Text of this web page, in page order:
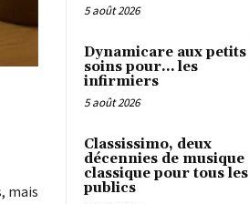
mais
5 août 2026
Dynamicare aux petits
soins pour… les
infirmiers
5 août 2026
Classissimo, deux
décennies de musique
classique pour tous les
publics